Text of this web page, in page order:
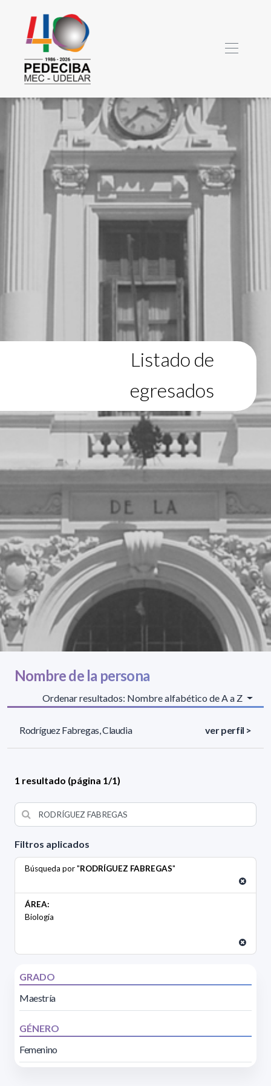
Listado de
egresados
Filtros aplicados
Búsqueda por "RODRÍGUEZ FABREGAS"
ÁREA:
Biología
GRADO
Maestría
GÉNERO
Femenino
Nombre de la persona
Ordenar resultados: Nombre alfabético de A a Z
Rodríguez Fabregas, Claudia ver perfil >
1 resultado (página 1/1)